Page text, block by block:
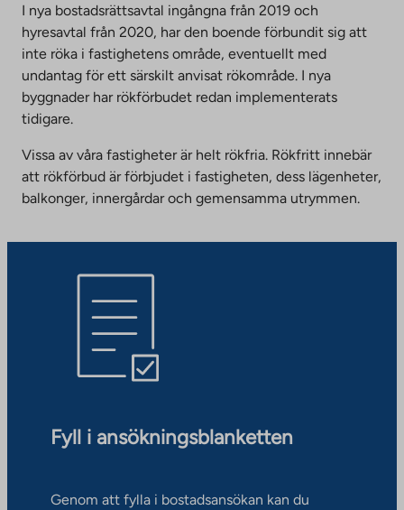
I nya bostadsrättsavtal ingångna från 2019 och
hyresavtal från 2020, har den boende förbundit sig att
inte röka i fastighetens område, eventuellt med
undantag för ett särskilt anvisat rökområde. I nya
byggnader har rökförbudet redan implementerats
tidigare.
Vissa av våra fastigheter är helt rökfria. Rökfritt innebär
att rökförbud är förbjudet i fastigheten, dess lägenheter,
balkonger, innergårdar och gemensamma utrymmen.
Fyll i ansökningsblanketten
Genom att fylla i bostadsansökan kan du